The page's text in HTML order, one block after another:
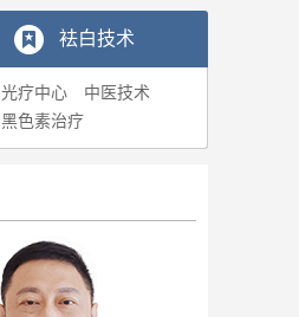
袪白技术
光疗中心
中医技术
黑色素治疗